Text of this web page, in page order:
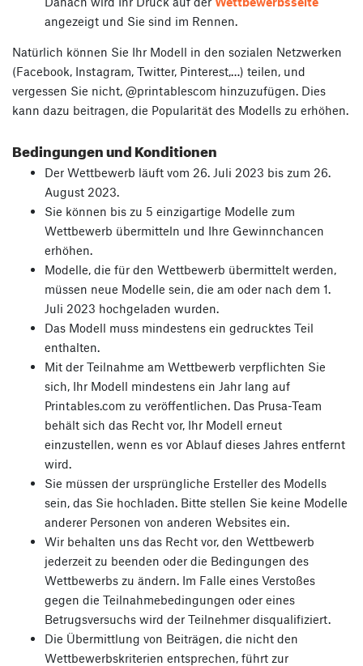
angezeigt und Sie sind im Rennen.
Natürlich können Sie Ihr Modell in den sozialen Netzwerken
(Facebook, Instagram, Twitter, Pinterest,…) teilen, und
vergessen Sie nicht, @printablescom hinzuzufügen. Dies
kann dazu beitragen, die Popularität des Modells zu erhöhen.
Bedingungen und Konditionen
Der Wettbewerb läuft vom 26. Juli 2023 bis zum 26.
August 2023.
Sie können bis zu 5 einzigartige Modelle zum
Wettbewerb übermitteln und Ihre Gewinnchancen
erhöhen.
Modelle, die für den Wettbewerb übermittelt werden,
müssen neue Modelle sein, die am oder nach dem 1.
Juli 2023 hochgeladen wurden.
Das Modell muss mindestens ein gedrucktes Teil
enthalten.
Mit der Teilnahme am Wettbewerb verpflichten Sie
sich, Ihr Modell mindestens ein Jahr lang auf
Printables.com zu veröffentlichen. Das Prusa-Team
behält sich das Recht vor, Ihr Modell erneut
einzustellen, wenn es vor Ablauf dieses Jahres entfernt
wird.
Sie müssen der ursprüngliche Ersteller des Modells
sein, das Sie hochladen. Bitte stellen Sie keine Modelle
anderer Personen von anderen Websites ein.
Wir behalten uns das Recht vor, den Wettbewerb
jederzeit zu beenden oder die Bedingungen des
Wettbewerbs zu ändern. Im Falle eines Verstoßes
gegen die Teilnahmebedingungen oder eines
Betrugsversuchs wird der Teilnehmer disqualifiziert.
Die Übermittlung von Beiträgen, die nicht den
Wettbewerbskriterien entsprechen, führt zur